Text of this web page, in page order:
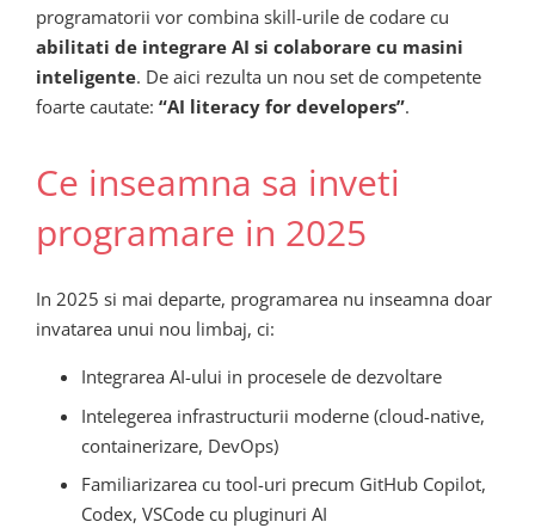
programatorii vor combina skill-urile de codare cu
abilitati de integrare AI si colaborare cu masini
inteligente. De aici rezulta un nou set de competente
foarte cautate: “AI literacy for developers”.
Ce inseamna sa inveti
programare in 2025
In 2025 si mai departe, programarea nu inseamna doar
invatarea unui nou limbaj, ci:
Integrarea AI-ului in procesele de dezvoltare
Intelegerea infrastructurii moderne (cloud-native,
containerizare, DevOps)
Familiarizarea cu tool-uri precum GitHub Copilot,
Codex, VSCode cu pluginuri AI